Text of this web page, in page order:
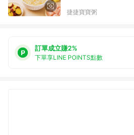
捷捷寶寶粥
訂單成立賺2%
下單享LINE POINTS點數